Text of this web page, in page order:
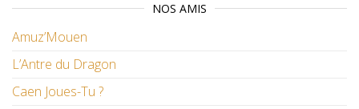
NOS AMIS
Amuz’Mouen
L’Antre du Dragon
Caen Joues-Tu ?